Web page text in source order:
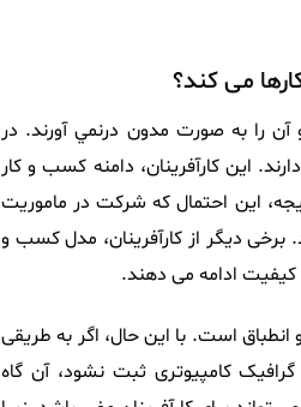
می کند؟
آن را به صورت مدون درنمي آورند. در
این کارآفرینان، دامنه کسب و کار
این احتمال که شرکت در ماموریت
دیگر از کارآفرینان، مدل کسب و
کیفیت ادامه می دهند.
است. با این حال، اگر به طریقی
کامپیوتری ثبت نشود، آن گاه